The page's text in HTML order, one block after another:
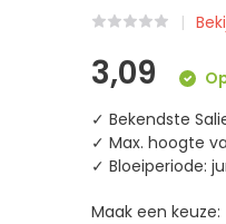
3,09
✓ Bekendste
✓ Max. hoogte
✓ Bloeiperiode:
Maak een keuze: